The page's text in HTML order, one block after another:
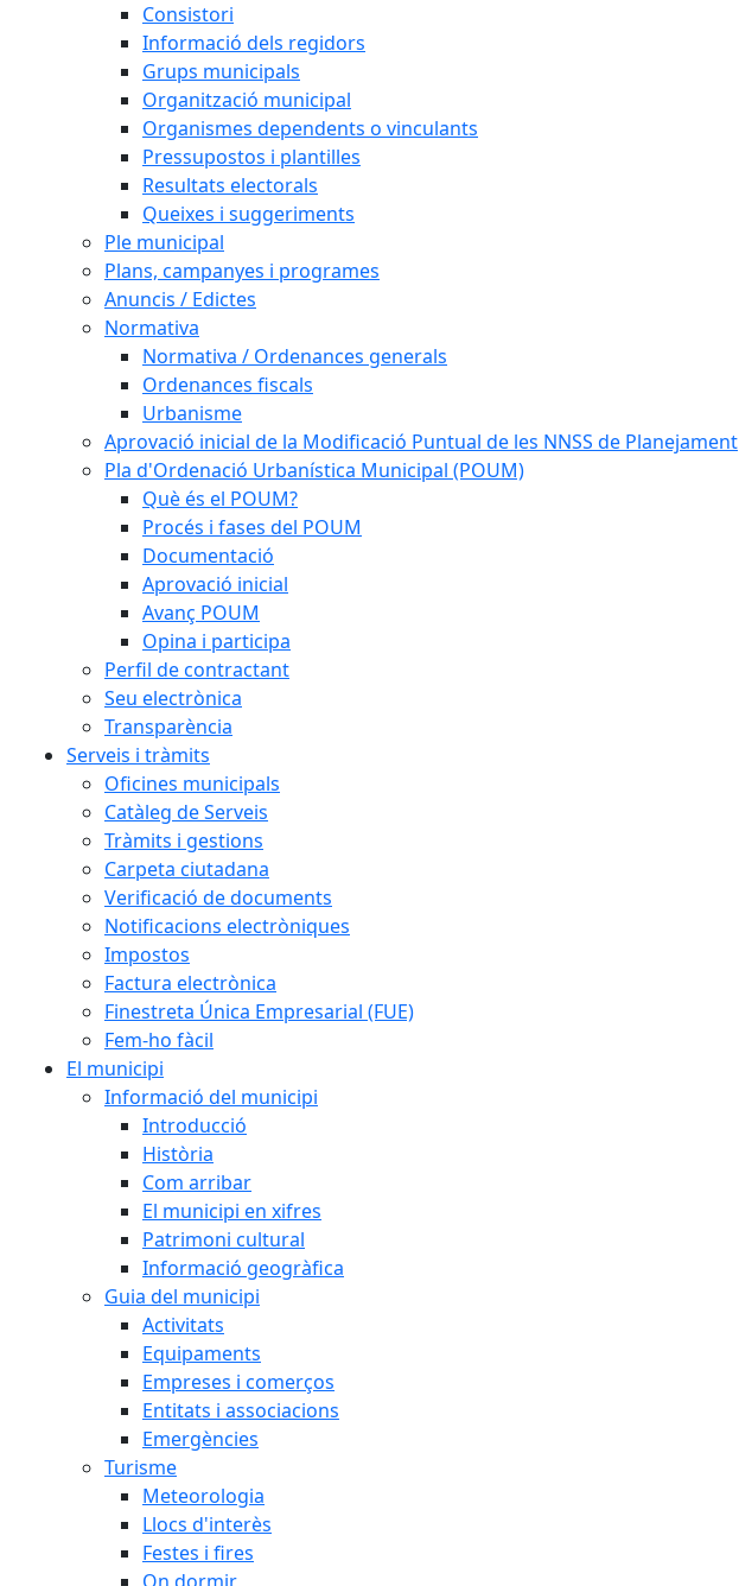
Consistori
Informació dels regidors
Grups municipals
Organització municipal
Organismes dependents o vinculants
Pressupostos i plantilles
Resultats electorals
Queixes i suggeriments
Ple municipal
Plans, campanyes i programes
Anuncis / Edictes
Normativa
Normativa / Ordenances generals
Ordenances fiscals
Urbanisme
Aprovació inicial de la Modificació Puntual de les NNSS de Planejament
Pla d'Ordenació Urbanística Municipal (POUM)
Què és el POUM?
Procés i fases del POUM
Documentació
Aprovació inicial
Avanç POUM
Opina i participa
Perfil de contractant
Seu electrònica
Transparència
Serveis i tràmits
Oficines municipals
Catàleg de Serveis
Tràmits i gestions
Carpeta ciutadana
Verificació de documents
Notificacions electròniques
Impostos
Factura electrònica
Finestreta Única Empresarial (FUE)
Fem-ho fàcil
El municipi
Informació del municipi
Introducció
Història
Com arribar
El municipi en xifres
Patrimoni cultural
Informació geogràfica
Guia del municipi
Activitats
Equipaments
Empreses i comerços
Entitats i associacions
Emergències
Turisme
Meteorologia
Llocs d'interès
Festes i fires